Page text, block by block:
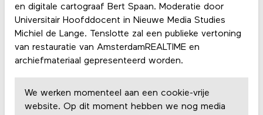
en digitale cartograaf Bert Spaan. Moderatie door
Universitair Hoofddocent in Nieuwe Media Studies
Michiel de Lange. Tenslotte zal een publieke vertoning
van restauratie van AmsterdamREALTIME en
archiefmateriaal gepresenteerd worden.
We werken momenteel aan een cookie-vrije
website. Op dit moment hebben we nog media